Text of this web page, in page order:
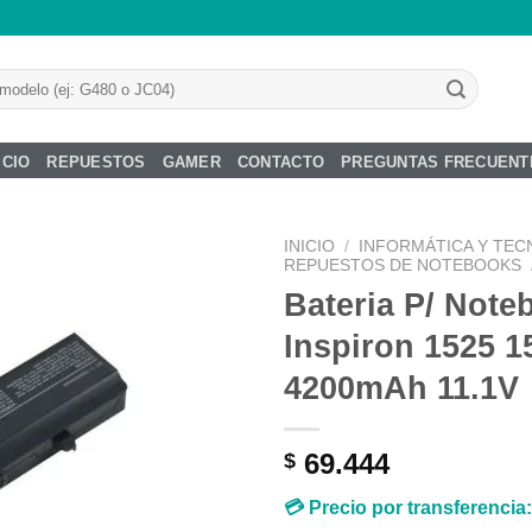
REPUESTOS GAMER CONTACTO PREGUNTAS
INICIO /
INFORMÁTICA Y
REPUESTOS DE NOTEBOOKS
Bateria P/
Inspiron 1525
4200mAh 11.1V
$ 69.444
💳 Precio por